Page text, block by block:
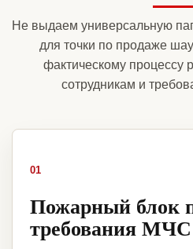
Не выдаем универсальную
для точки по продаже
фактическому
сотрудникам и
01
Пожарный блок
требования МЧС